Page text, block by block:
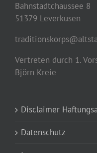
Bahnstadtchaussee 8
51379 Leverkusen
Vertreten durch 1.
Björn Kreie
Disclaimer
Datenschutz